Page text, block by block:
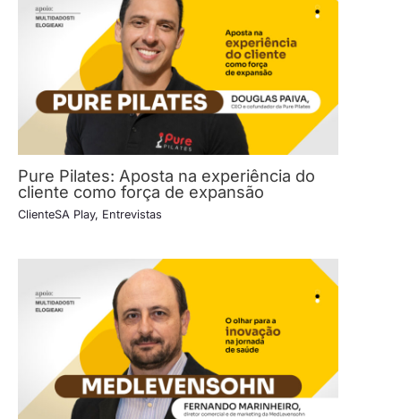
Pure Pilates: Aposta na experiência do
cliente como força de expansão
ClienteSA Play, Entrevistas